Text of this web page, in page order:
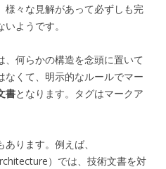
様々な見解があって必ずしも完
ようです。
何らかの構造を念頭に置いて
なくて、明示的なルールでマー
書となります。タグはマークア
ります。例えば、
）では、技術文書を対